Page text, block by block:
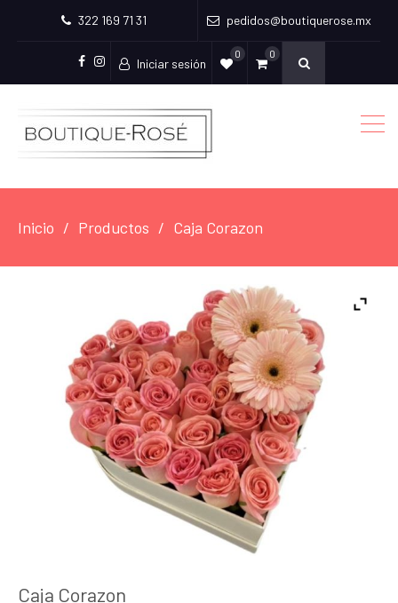
322 169 71 31 pedidos@boutiquerose.mx
Facebook
Instagram
Iniciar sesión
0 0
Inicio Productos Caja Corazon
Caja Corazon